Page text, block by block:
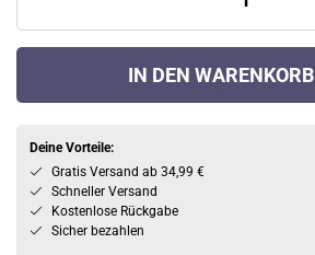
IN DEN WARENKORB
Deine Vorteile:
Gratis Versand ab 34,99 €
Schneller Versand
Kostenlose Rückgabe
Sicher bezahlen